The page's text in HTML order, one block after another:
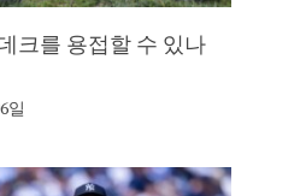
크를 용접할 수 있나
일